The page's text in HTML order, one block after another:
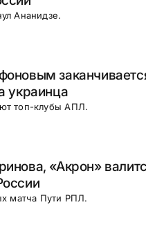
Ананидзе.
украинца
топ-клубы АПЛ.
«Акрон»
матча Пути РПЛ.